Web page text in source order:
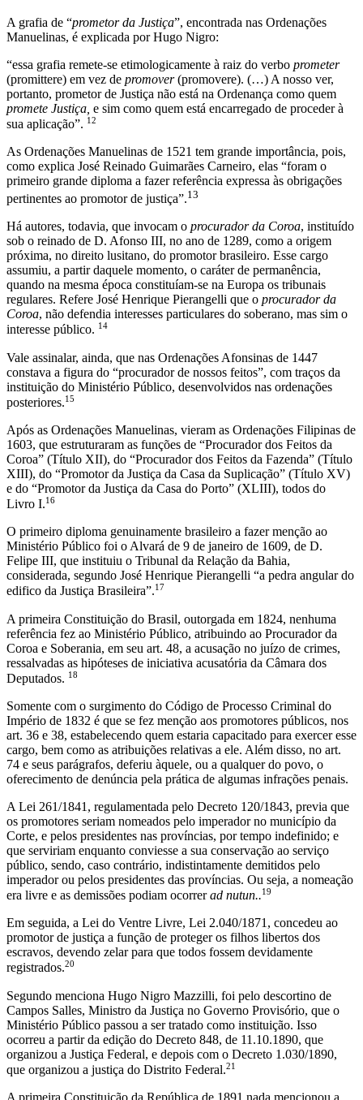
A grafia de “prometor da Justiça”, encontrada nas Ordenações
Manuelinas, é explicada por Hugo Nigro:
“essa grafia remete-se etimologicamente à raiz do verbo prometer
(promittere) em vez de promover(promovere). (…) A nosso ver,
portanto, prometor de Justiça não está na Ordenança como quem
promete Justiça, e sim como quem está encarregado de proceder à
sua aplicação”. 12
As Ordenações Manuelinas de 1521 tem grande importância, pois,
como explica José Reinado Guimarães Carneiro, elas “foram o
primeiro grande diploma a fazer referência expressa às obrigações
pertinentes ao promotor de justiça”.13
Há autores, todavia, que invocam o procurador da Coroa, instituído
sob o reinado de D. Afonso III, no ano de 1289, como a origem
próxima, no direito lusitano, do promotor brasileiro. Esse cargo
assumiu, a partir daquele momento, o caráter de permanência,
quando na mesma época constituíam-se na Europa os tribunais
regulares. Refere José Henrique Pierangelli que o procurador da
Coroa, não defendia interesses particulares do soberano, mas sim o
interesse público. 14
Vale assinalar, ainda, que nas Ordenações Afonsinas de 1447
constava a figura do “procurador de nossos feitos”, com traços da
instituição do Ministério Público, desenvolvidos nas ordenações
posteriores.15
Após as Ordenações Manuelinas, vieram as Ordenações Filipinas de
1603, que estruturaram as funções de “Procurador dos Feitos da
Coroa” (Título XII), do “Procurador dos Feitos da Fazenda” (Título
XIII), do “Promotor da Justiça da Casa da Suplicação” (Título XV)
e do “Promotor da Justiça da Casa do Porto” (XLIII), todos do
Livro I.16
O primeiro diploma genuinamente brasileiro a fazer menção ao
Ministério Público foi o Alvará de 9 de janeiro de 1609, de D.
Felipe III, que instituiu o Tribunal da Relação da Bahia,
considerada, segundo José Henrique Pierangelli “a pedra angular do
edifico da Justiça Brasileira”.17
A primeira Constituição do Brasil, outorgada em 1824, nenhuma
referência fez ao Ministério Público, atribuindo ao Procurador da
Coroa e Soberania, em seu art. 48, a acusação no juízo de crimes,
ressalvadas as hipóteses de iniciativa acusatória da Câmara dos
Deputados. 18
Somente com o surgimento do Código de Processo Criminal do
Império de 1832 é que se fez menção aos promotores públicos, nos
art. 36 e 38, estabelecendo quem estaria capacitado para exercer esse
cargo, bem como as atribuições relativas a ele. Além disso, no art.
74 e seus parágrafos, deferiu àquele, ou a qualquer do povo, o
oferecimento de denúncia pela prática de algumas infrações penais.
A Lei 261/1841, regulamentada pelo Decreto 120/1843, previa que
os promotores seriam nomeados pelo imperador no município da
Corte, e pelos presidentes nas províncias, por tempo indefinido; e
que serviriam enquanto conviesse a sua conservação ao serviço
público, sendo, caso contrário, indistintamente demitidos pelo
imperador ou pelos presidentes das províncias. Ou seja, a nomeação
era livre e as demissões podiam ocorrerad nutun..19
Em seguida, a Lei do Ventre Livre, Lei 2.040/1871, concedeu ao
promotor de justiça a função de proteger os filhos libertos dos
escravos, devendo zelar para que todos fossem devidamente
registrados.20
Segundo menciona Hugo Nigro Mazzilli, foi pelo descortino de
Campos Salles, Ministro da Justiça no Governo Provisório, que o
Ministério Público passou a ser tratado como instituição. Isso
ocorreu a partir da edição do Decreto 848, de 11.10.1890, que
organizou a Justiça Federal, e depois com o Decreto 1.030/1890,
que organizou a justiça do Distrito Federal.21
A primeira Constituição da República de 1891 nada mencionou a